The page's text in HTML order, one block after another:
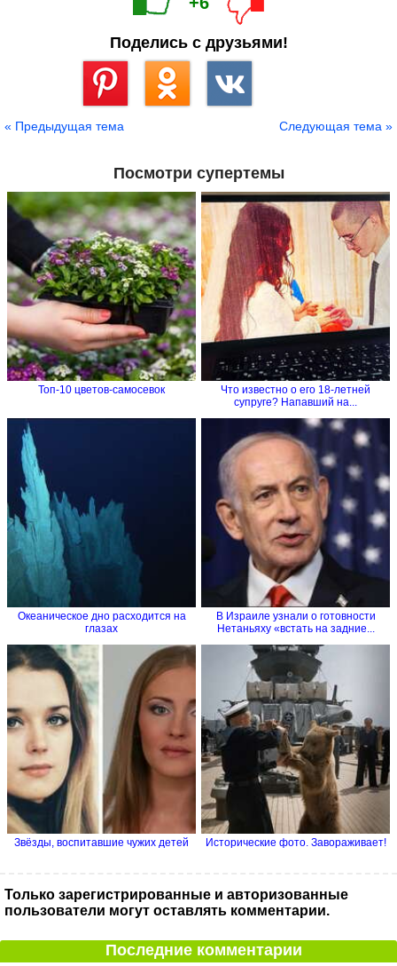
Поделись с друзьями!
« Предыдущая тема Следующая тема »
Посмотри супертемы
Топ-10 цветов-самосевок
Что известно о его 18-летней
супруге? Напавший на...
Океаническое дно расходится на
глазах
В Израиле узнали о готовности
Нетаньяху «встать на задние...
Звёзды, воспитавшие чужих детей Исторические фото. Завораживает!
Только зарегистрированные и авторизованные
пользователи могут оставлять комментарии.
Последние комментарии